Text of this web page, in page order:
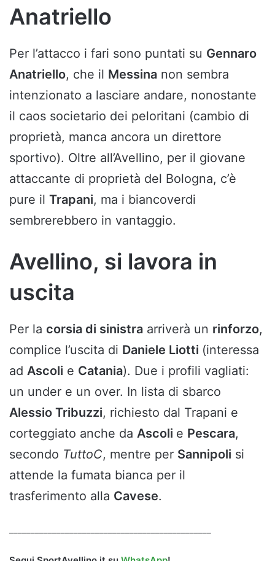
Anatriello
Per l’attacco i fari sono puntati su Gennaro
Anatriello, che il Messina non sembra
intenzionato a lasciare andare, nonostante
il caos societario dei peloritani (cambio di
proprietà, manca ancora un direttore
sportivo). Oltre all’Avellino, per il giovane
attaccante di proprietà del Bologna, c’è
pure il Trapani, ma i biancoverdi
sembrerebbero in vantaggio.
Avellino, si lavora in
uscita
Per la corsia di sinistra arriverà un rinforzo,
complice l’uscita di Daniele Liotti (interessa
ad Ascoli e Catania). Due i profili vagliati:
un under e un over. In lista di sbarco
Alessio Tribuzzi, richiesto dal Trapani e
corteggiato anche da Ascoli e Pescara,
secondo TuttoC, mentre per Sannipoli si
attende la fumata bianca per il
trasferimento alla Cavese.